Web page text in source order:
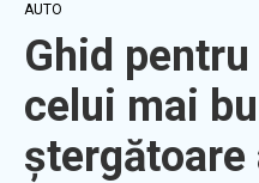
AUTO
Ghid
celui mai
ștergătoare